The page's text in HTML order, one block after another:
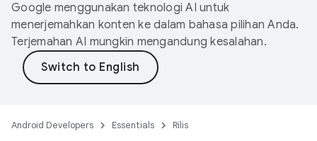
Google menggunakan teknologi AI untuk
menerjemahkan konten ke dalam bahasa pilihan Anda.
Terjemahan AI mungkin mengandung kesalahan.
Android Developers Essentials Rilis